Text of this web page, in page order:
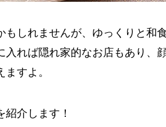
しれませんが、ゆっくりと和
入れば隠れ家的なお店もあり、
すよ。
介します！